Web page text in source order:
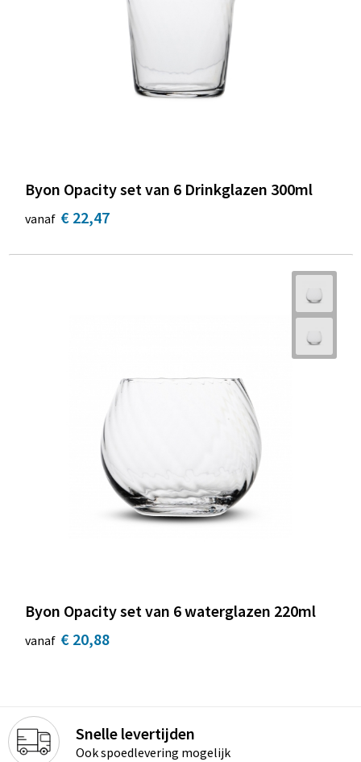
Byon Opacity set van 6 Drinkglazen 300ml
vanaf € 22,47
Byon Opacity set van 6 waterglazen 220ml
vanaf € 20,88
Snelle levertijden
Ook spoedlevering mogelijk